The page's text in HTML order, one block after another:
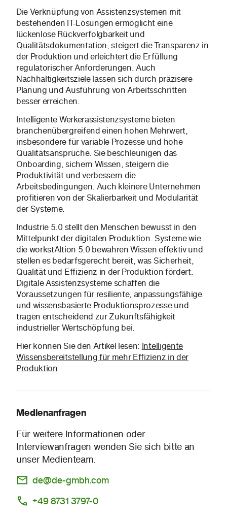
Die Verknüpfung von Assistenzsystemen mit
bestehenden IT-Lösungen ermöglicht eine
lückenlose Rückverfolgbarkeit und
Qualitätsdokumentation, steigert die Transparenz in
der Produktion und erleichtert die Erfüllung
regulatorischer Anforderungen. Auch
Nachhaltigkeitsziele lassen sich durch präzisere
Planung und Ausführung von Arbeitsschritten
besser erreichen.
Intelligente Werkerassistenzsysteme bieten
branchenübergreifend einen hohen Mehrwert,
insbesondere für variable Prozesse und hohe
Qualitätsansprüche. Sie beschleunigen das
Onboarding, sichern Wissen, steigern die
Produktivität und verbessern die
Arbeitsbedingungen. Auch kleinere Unternehmen
profitieren von der Skalierbarkeit und Modularität
der Systeme.
Industrie 5.0 stellt den Menschen bewusst in den
Mittelpunkt der digitalen Produktion. Systeme wie
die workstAItion 5.0 bewahren Wissen effektiv und
stellen es bedarfsgerecht bereit, was Sicherheit,
Qualität und Effizienz in der Produktion fördert.
Digitale Assistenzsysteme schaffen die
Voraussetzungen für resiliente, anpassungsfähige
und wissensbasierte Produktionsprozesse und
tragen entscheidend zur Zukunftsfähigkeit
industrieller Wertschöpfung bei.
Hier können Sie den Artikel lesen: Intelligente
Wissensbereitstellung für mehr Effizienz in der
Produktion
Medienanfragen
Für weitere Informationen oder
Interviewanfragen wenden Sie sich bitte an
unser Medienteam.
de@de-gmbh.com
+49 8731 3797-0